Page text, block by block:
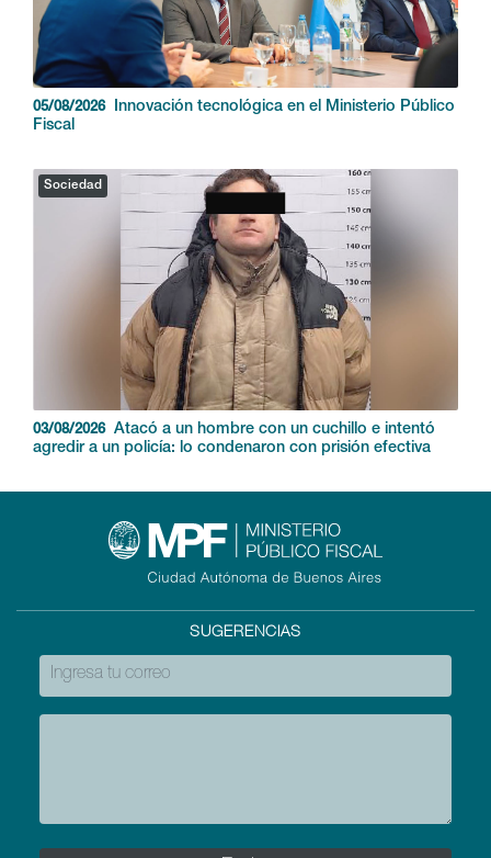
05/08/2026
Innovación tecnológica en el Ministerio Público
Fiscal
Sociedad
03/08/2026
Atacó a un hombre con un cuchillo e intentó
agredir a un policía: lo condenaron con prisión efectiva
SUGERENCIAS